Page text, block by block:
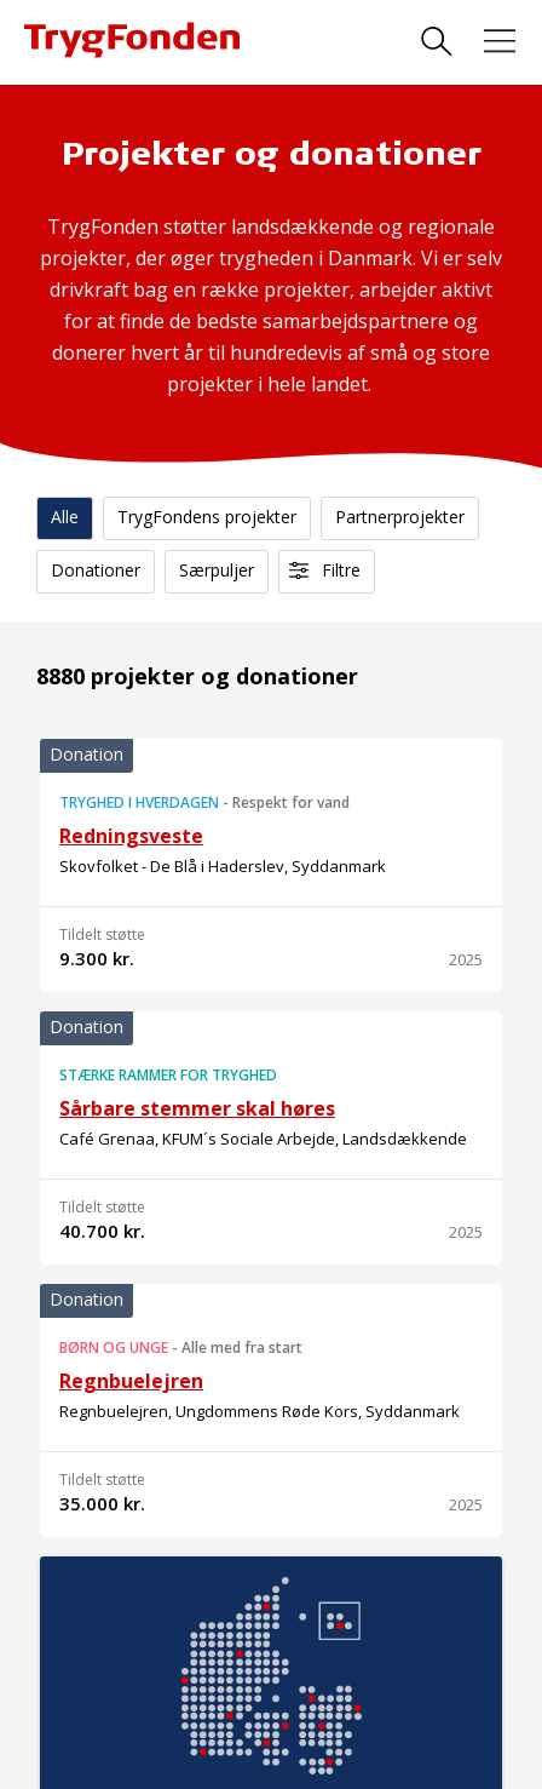
Projekter og donationer
TrygFonden støtter landsdækkende og regionale
projekter, der øger trygheden i Danmark. Vi er selv
drivkraft bag en række projekter, arbejder aktivt
for at finde de bedste samarbejdspartnere og
donerer hvert år til hundredevis af små og store
projekter i hele landet.
Alle TrygFondens projekter Partnerprojekter
Donationer Særpuljer Filtre
8880 projekter og donationer
Donation
TRYGHED I HVERDAGEN - Respekt for vand
Redningsveste
Skovfolket - De Blå i Haderslev, Syddanmark
Tildelt støtte
9.300 kr. 2025
Donation
STÆRKE RAMMER FOR TRYGHED
Sårbare stemmer skal høres
Café Grenaa, KFUM´s Sociale Arbejde, Landsdækkende
Tildelt støtte
40.700 kr. 2025
Donation
BØRN OG UNGE - Alle med fra start
Regnbuelejren
Regnbuelejren, Ungdommens Røde Kors, Syddanmark
Tildelt støtte
35.000 kr. 2025